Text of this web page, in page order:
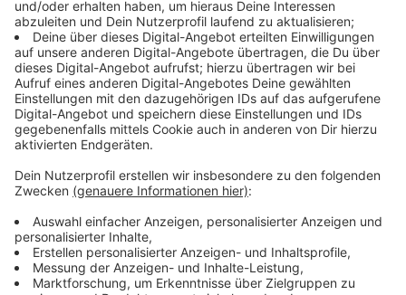
Future". Die Klimaschutzbewegung wirft den
Aktivisten der "Letzten Generation" vor, mit ihren
Protestaktionen die Gesellschaft zu spalten. "Die
Klimakrise braucht gesamtgesellschaftliche Lösungen
und die finden und erstreiten wir nur gemeinsam und
nicht, indem wir Menschen im Alltag gegeneinander
aufbringen", sagte Sprecherin Annika Rittmann der
Nachrichtenagentur dpa.
Anzeige